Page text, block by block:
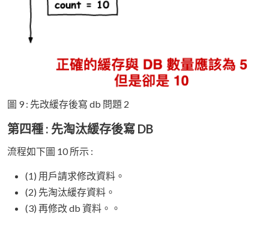
圖 9 : 先改緩存後寫 db 問題 2
第四種 : 先淘汰緩存後寫 DB
流程如下圖 10 所示 :
(1) 用戶請求修改資料。
(2) 先淘汰緩存資料。
(3) 再修改 db 資料。。